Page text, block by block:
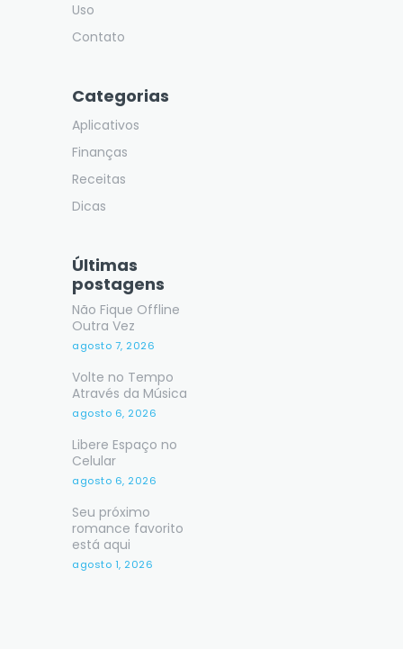
Uso
Contato
Categorias
Aplicativos
Finanças
Receitas
Dicas
Últimas
postagens
Não Fique Offline
Outra Vez
agosto 7, 2026
Volte no Tempo
Através da Música
agosto 6, 2026
Libere Espaço no
Celular
agosto 6, 2026
Seu próximo
romance favorito
está aqui
agosto 1, 2026